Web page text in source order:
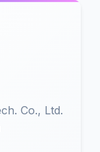
Co., Ltd.